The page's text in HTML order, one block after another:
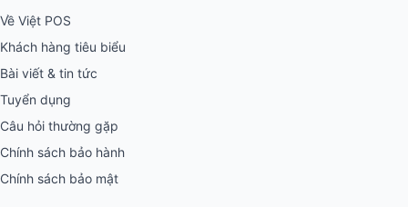
Về Việt POS
Khách hàng tiêu biểu
Bài viết & tin tức
Tuyển dụng
Câu hỏi thường gặp
Chính sách bảo hành
Chính sách bảo mật